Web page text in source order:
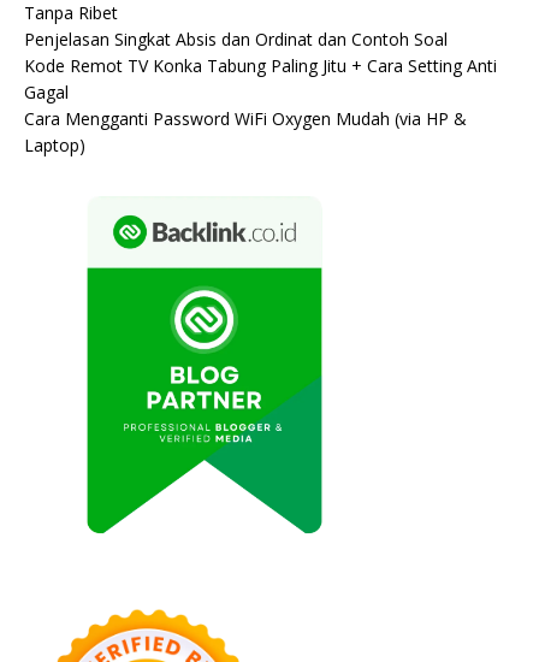
Tanpa Ribet
Penjelasan Singkat Absis dan Ordinat dan Contoh Soal
Kode Remot TV Konka Tabung Paling Jitu + Cara Setting Anti
Gagal
Cara Mengganti Password WiFi Oxygen Mudah (via HP &
Laptop)